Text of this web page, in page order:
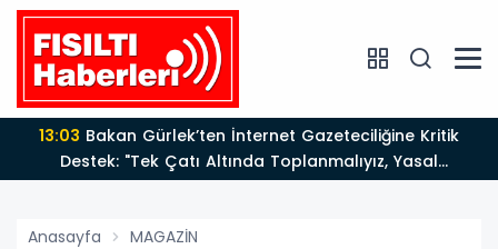
13:03
Destek: "Tek Çatı Altında Toplanmalıyız, Yasal
Düzenlemeye Hazırız"
Anasayfa MAGAZİN